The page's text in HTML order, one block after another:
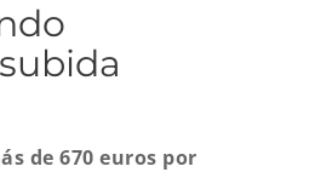
de 670 euros por